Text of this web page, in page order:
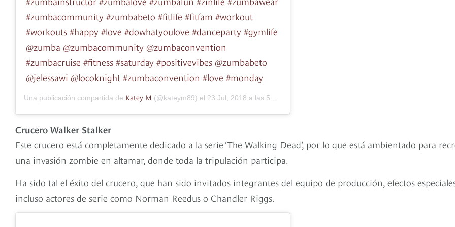
#zumbacommunity #zumbabeto #fitlife #fitfam #workout
#workouts #happy #love #dowhatyoulove #danceparty #gymlife
@zumba @zumbacommunity @zumbaconvention
#zumbacruise #fitness #saturday #positivevibes @zumbabeto
@jelessawi @locoknight #zumbaconvention #love #monday
Una publicación compartida de Katey M (@kateym89) el 23 Jul, 2018 a las 5:28 PDT
Crucero Walker Stalker
Este crucero está completamente dedicado a la serie ‘The Walking Dead’, por lo que está ambientado para
una invasión zombie en altamar, donde toda la tripulación participa.
Ha sido tal el éxito del crucero, que han sido invitados integrantes del equipo de producción, efectos
incluso actores de serie como Norman Reedus o Chandler Riggs.